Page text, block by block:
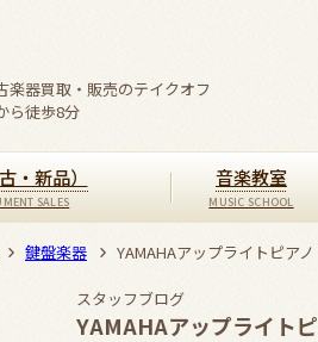
楽器買取・販売のテイクオフ
ら徒歩8分
・新品） 音楽教室
鍵盤楽器 YAMAHAアップライトピア
スタッフブログ
YAMAHAアップライト